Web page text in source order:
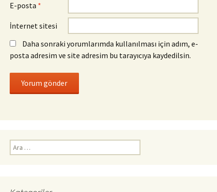
E-posta *
İnternet sitesi
Daha sonraki yorumlarımda kullanılması için adım, e-
posta adresim ve site adresim bu tarayıcıya kaydedilsin.
Arama: